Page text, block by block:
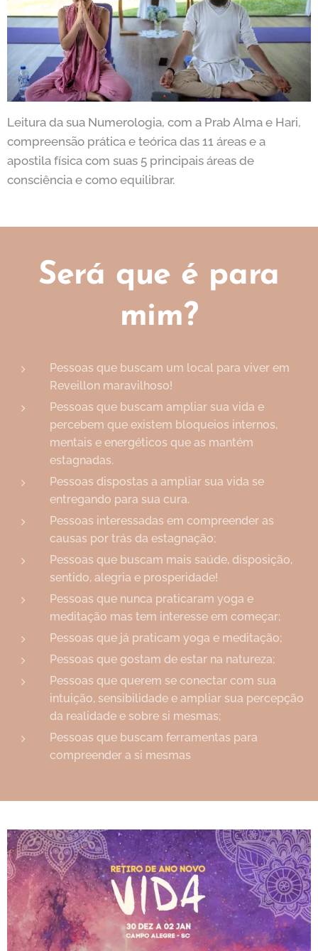
Leitura da sua Numerologia, com a Prab Alma e Hari,
compreensão prática e teórica das 11 áreas e a
apostila física com suas 5 principais áreas de
consciência e como equilibrar.
Será que é para
mim?
Pessoas que buscam um local para viver em
Reveillon maravilhoso!
Pessoas que buscam ampliar sua vida e
percebem que existem bloqueios internos,
mentais e energéticos que as mantém
estagnadas.
Pessoas dispostas a ampliar sua vida se
entregando para sua cura.
Pessoas interessadas em compreender as
causas por trás da estagnação;
Pessoas que buscam mais saúde, disposição,
sentido, alegria e prosperidade!
Pessoas que nunca praticaram yoga e
meditação mas tem interesse em começar;
Pessoas que já praticam yoga e meditação;
Pessoas que gostam de estar na natureza;
Pessoas que querem se conectar com sua
intuição, sensibilidade e ampliar sua percepção
da realidade e sobre si mesmas;
Pessoas que buscam ferramentas para
compreender a si mesmas